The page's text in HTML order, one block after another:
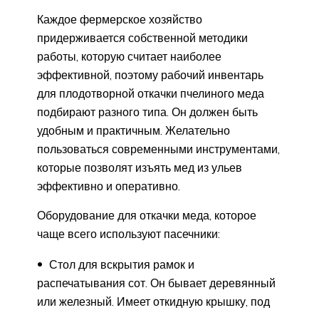
Каждое фермерское хозяйство
придерживается собственной методики
работы, которую считает наиболее
эффективной, поэтому рабочий инвентарь
для плодотворной откачки пчелиного меда
подбирают разного типа. Он должен быть
удобным и практичным. Желательно
пользоваться современными инструментами,
которые позволят изъять мед из ульев
эффективно и оперативно.
Оборудование для откачки меда, которое
чаще всего используют пасечники:
Стол для вскрытия рамок и
распечатывания сот. Он бывает деревянный
или железный. Имеет откидную крышку, под